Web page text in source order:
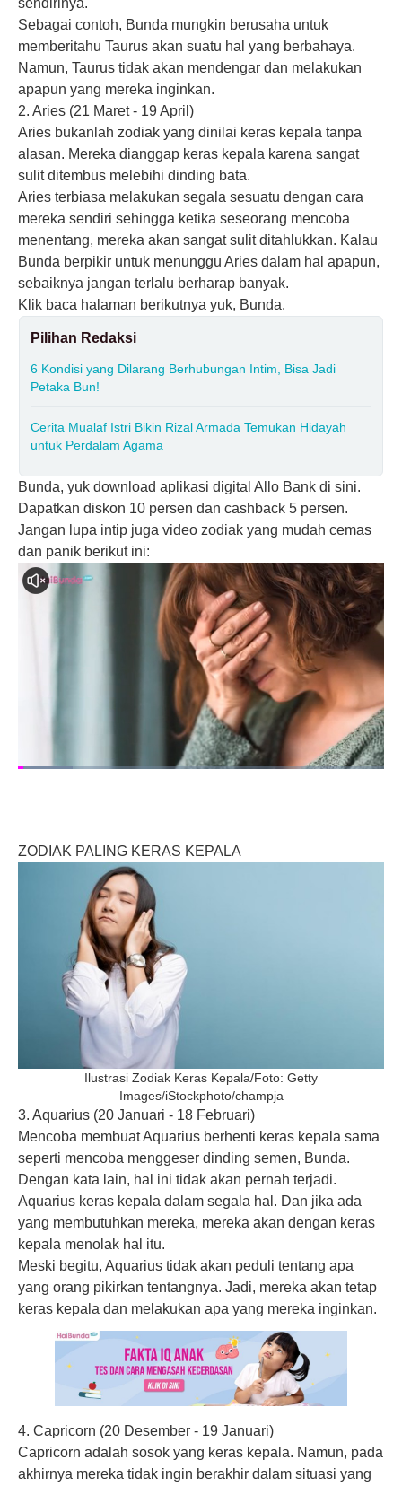
Sebagai contoh, Bunda mungkin berusaha untuk
memberitahu Taurus akan suatu hal yang berbahaya.
Namun, Taurus tidak akan mendengar dan melakukan
apapun yang mereka inginkan.
2. Aries (21 Maret - 19 April)
Aries bukanlah zodiak yang dinilai keras kepala tanpa
alasan. Mereka dianggap keras kepala karena sangat
sulit ditembus melebihi dinding bata.
Aries terbiasa melakukan segala sesuatu dengan cara
mereka sendiri sehingga ketika seseorang mencoba
menentang, mereka akan sangat sulit ditahlukkan. Kalau
Bunda berpikir untuk menunggu Aries dalam hal apapun,
sebaiknya jangan terlalu berharap banyak.
Klik baca halaman berikutnya yuk, Bunda.
Pilihan Redaksi
6 Kondisi yang Dilarang Berhubungan Intim, Bisa Jadi
Petaka Bun!
Cerita Mualaf Istri Bikin Rizal Armada Temukan Hidayah
untuk Perdalam Agama
Bunda, yuk download aplikasi digital Allo Bank di sini.
Dapatkan diskon 10 persen dan cashback 5 persen.
Jangan lupa intip juga video zodiak yang mudah cemas
dan panik berikut ini:
ZODIAK PALING KERAS KEPALA
Ilustrasi Zodiak Keras Kepala/Foto: Getty
Images/iStockphoto/champja
3. Aquarius (20 Januari - 18 Februari)
Mencoba membuat Aquarius berhenti keras kepala sama
seperti mencoba menggeser dinding semen, Bunda.
Dengan kata lain, hal ini tidak akan pernah terjadi.
Aquarius keras kepala dalam segala hal. Dan jika ada
yang membutuhkan mereka, mereka akan dengan keras
kepala menolak hal itu.
Meski begitu, Aquarius tidak akan peduli tentang apa
yang orang pikirkan tentangnya. Jadi, mereka akan tetap
keras kepala dan melakukan apa yang mereka inginkan.
4. Capricorn (20 Desember - 19 Januari)
Capricorn adalah sosok yang keras kepala. Namun, pada
akhirnya mereka tidak ingin berakhir dalam situasi yang